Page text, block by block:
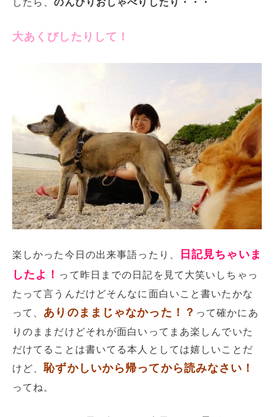
したら、のんびりおしゃべりしたり・・・
大あくびしたりして！
楽しかった今日の出来事語ったり、
日記見ちゃいま
したよ！ って昨日までの日記を見て大笑いしちゃっ
たって言うんだけどそんなに面白いこと書いたかな
って、 ありのままじゃなかった！？ って確かにあ
りのままだけどそれが面白いってまあ楽しんでいた
だけてることは書いてる本人としては嬉しいことだ
けど、恥ずかしいから帰ってから読みなさい！
ってね。